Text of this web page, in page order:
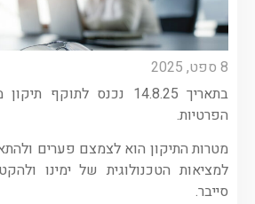
8 ספט, 2025
הפרטיות.
מטרות התיקון הוא לצמצם פערים
למציאות הטכנולוגית של ימינו
סייבר.